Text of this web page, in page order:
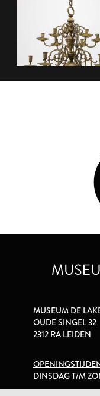
MUSEUM DE
OUDE SINGEL 32
2312 RA LEIDEN
DINSDAG T/M